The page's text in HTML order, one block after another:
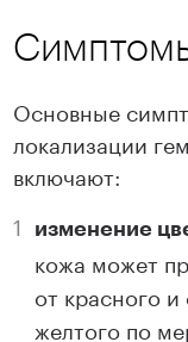
Основные
локализации
включают:
изменение
кожа может
от красного
желтого по